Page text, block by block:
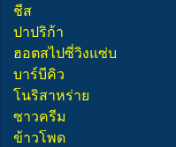
ชีส
ปาปริก้า
ฮอตสไปซี่วิงแซ่บ
บาร์บีคิว
โนริสาหร่าย
ซาวครีม
ข้าวโพด